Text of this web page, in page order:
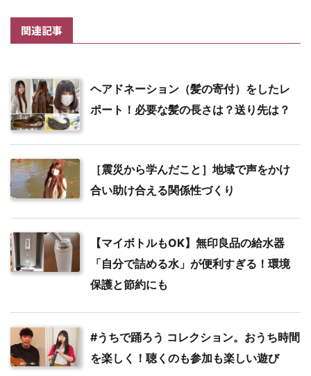
関連記事
ヘアドネーション（髪の寄付）をしたレ
ポート！必要な髪の長さは？送り先は？
［震災から学んだこと］地域で声をかけ
合い助け合える関係性づくり
【マイボトルもOK】無印良品の給水器
「自分で詰める水」が便利すぎる！環境
保護と節約にも
#うちで踊ろう コレクション。おうち時間
を楽しく！聴くのも参加も楽しい遊び